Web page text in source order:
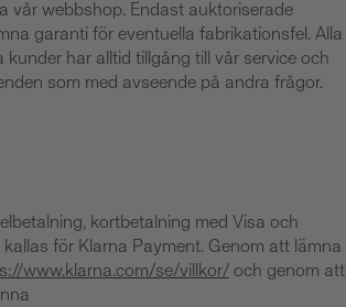
vår webbshop. Endast auktoriserade
garanti för eventuella fabrikationsfel. Alla
har alltid tillgång till vår service och
som med avseende på andra frågor.
kortbetalning med Visa och
för Klarna Payment. Genom att lämna
www.klarna.com/se/villkor/ och genom att